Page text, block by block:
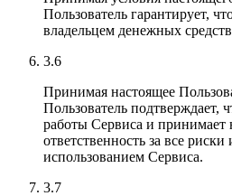
Пользователь гарантирует,
владельцем денежных
3.6
Принимая настоящее
Пользователь
работы Сервиса и принимает
ответственность за все
использованием Сервиса.
3.7